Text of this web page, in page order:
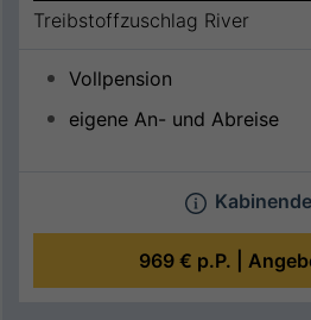
Treibstoffzuschlag River
Vollpension
eigene An- und Abreise
969 € p.P. |